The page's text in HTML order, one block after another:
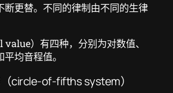
断更替。不同的律制由不同的生律
）有四种，分别为对数值、
均音程值。
circle-of-fifths system）